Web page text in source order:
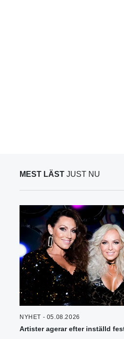
MEST LÄST JUST NU
NYHET - 05.08.2026
Artister agerar efter inställd